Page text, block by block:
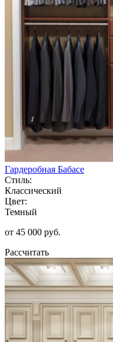
Гардеробная Бабасе
Стиль:
Классический
Цвет:
Темный
от 45 000 руб.
Рассчитать